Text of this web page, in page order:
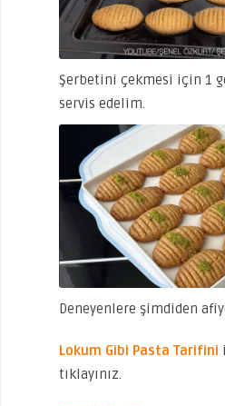
Şerbetini çekmesi için 1
servis edelim.
Deneyenlere şimdiden
Lokum Gibi Pasta Tarifini
tıklayınız.